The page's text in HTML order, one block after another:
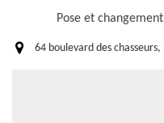
Pose et
64 boulevard des